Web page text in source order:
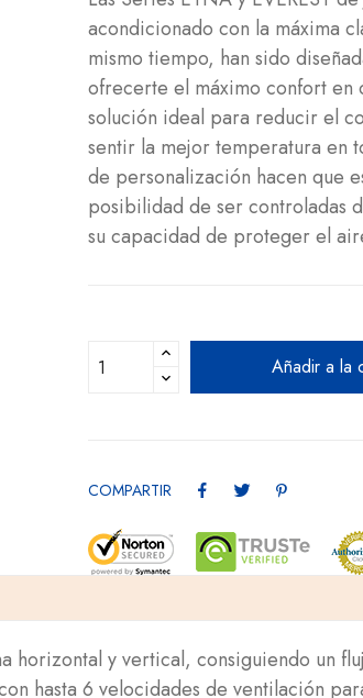
acondicionado con la máxima
mismo tiempo, han sido
ofrecerte el máximo confort en
solución ideal para reducir el
sentir la mejor temperatura en
de personalización hacen que
posibilidad de ser controladas
su capacidad de proteger el
Añadir a la
COMPARTIR
horizontal y vertical, consiguiendo un
6 velocidades de ventilación